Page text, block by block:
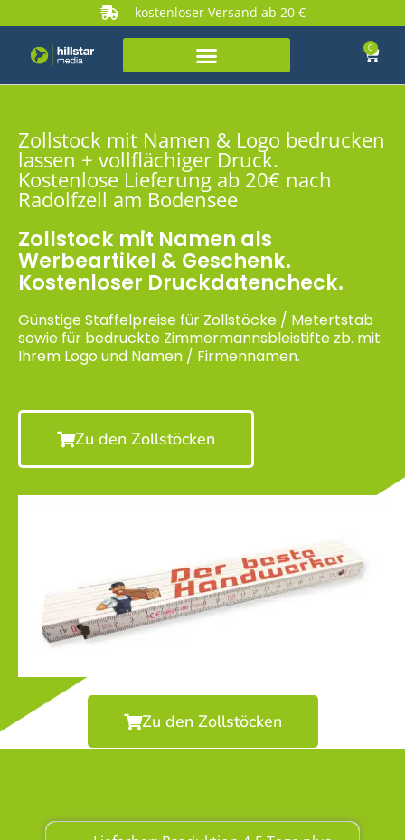
kostenloser Versand ab 20 €
0
Zollstock mit Namen & Logo bedrucken
lassen + vollflächiger Druck.
Kostenlose Lieferung ab 20€ nach
Radolfzell am Bodensee
Zollstock mit Namen als
Werbeartikel & Geschenk.
Kostenloser Druckdatencheck.
Günstige Staffelpreise für Zollstöcke / Metertstab
sowie für bedruckte Zimmermannsbleistifte zb. mit
Ihrem Logo und Namen / Firmennamen.
Zu den Zollstöcken
Zu den Zollstöcken